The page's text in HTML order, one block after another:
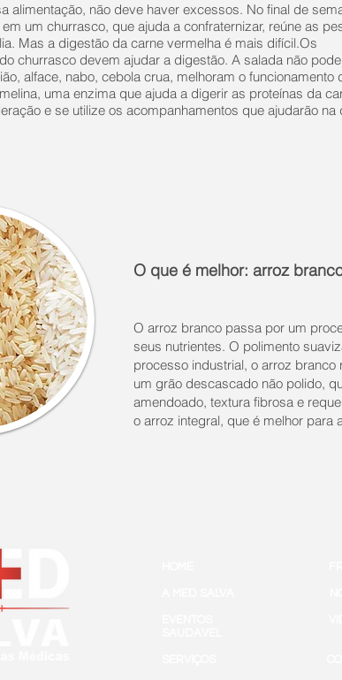
alimentação, não deve haver excessos. No final de
um churrasco, que ajuda a confraternizar, reúne as
Mas a digestão da carne vermelha é mais difícil.Os
churrasco devem ajudar a digestão. A salada não
alface, nabo, cebola crua, melhoram o funcionamento
uma enzima que ajuda a digerir as proteínas da
e se utilize os acompanhamentos que ajudarão na
O que é melhor: arroz
O arroz branco passa por um
seus nutrientes. O polimento
processo industrial, o arroz
um grão descascado não polido,
amendoado, textura fibrosa e
o arroz integral, que é melhor para